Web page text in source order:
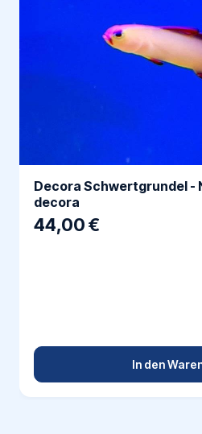
Decora Schwertgrundel -
decora
44,00 €
In den